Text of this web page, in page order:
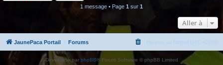
1 message • Page 1 sur 1
Aller à
JaunePaca Portail Forums Heures au format UTC+02:00
Développé par phpBB® Forum Software © phpBB Limited